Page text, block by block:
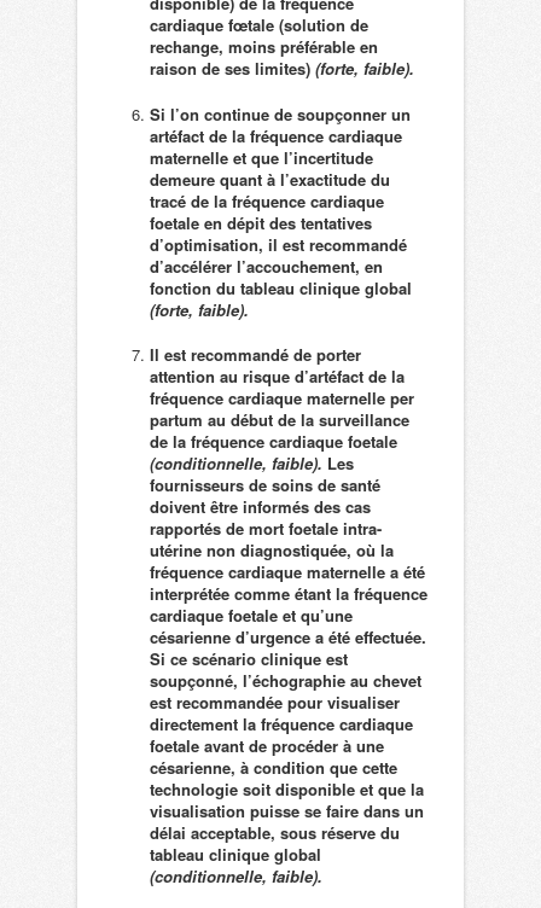
cardiaque fœtale (solution de
rechange, moins préférable en
raison de ses limites) (forte, faible).
Si l’on continue de soupçonner un
artéfact de la fréquence cardiaque
maternelle et que l’incertitude
demeure quant à l’exactitude du
tracé de la fréquence cardiaque
foetale en dépit des tentatives
d’optimisation, il est recommandé
d’accélérer l’accouchement, en
fonction du tableau clinique global
(forte, faible).
Il est recommandé de porter
attention au risque d’artéfact de la
fréquence cardiaque maternelle per
partum au début de la surveillance
de la fréquence cardiaque foetale
(conditionnelle, faible). Les
fournisseurs de soins de santé
doivent être informés des cas
rapportés de mort foetale intra-
utérine non diagnostiquée, où la
fréquence cardiaque maternelle a été
interprétée comme étant la fréquence
cardiaque foetale et qu’une
césarienne d’urgence a été effectuée.
Si ce scénario clinique est
soupçonné, l’échographie au chevet
est recommandée pour visualiser
directement la fréquence cardiaque
foetale avant de procéder à une
césarienne, à condition que cette
technologie soit disponible et que la
visualisation puisse se faire dans un
délai acceptable, sous réserve du
tableau clinique global
(conditionnelle, faible).